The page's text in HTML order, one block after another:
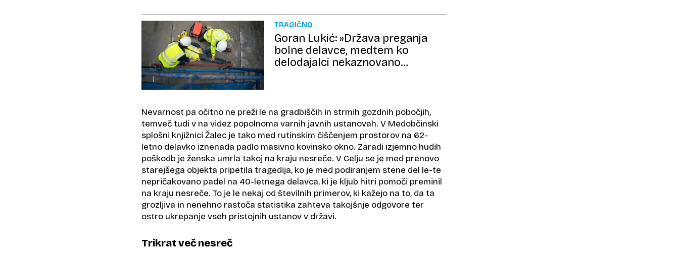
TRAGIČNO
Goran Lukić: »Država preganja
bolne delavce, medtem ko
delodajalci nekaznovano
Nevarnost pa očitno ne preži le na gradbiščih in strmih gozdnih pobočjih,
temveč tudi v na videz popolnoma varnih javnih ustanovah. V Medobčinski
splošni knjižnici Žalec je tako med rutinskim čiščenjem prostorov na 62-
letno delavko iznenada padlo masivno kovinsko okno. Zaradi izjemno hudih
poškodb je ženska umrla takoj na kraju nesreče. V Celju se je med prenovo
starejšega objekta pripetila tragedija, ko je med podiranjem stene del le-te
nepričakovano padel na 40-letnega delavca, ki je kljub hitri pomoči preminil
na kraju nesreče. To je le nekaj od številnih primerov, ki kažejo na to, da ta
grozljiva in nenehno rastoča statistika zahteva takojšnje odgovore ter
ostro ukrepanje vseh pristojnih ustanov v državi.
Trikrat več nesreč